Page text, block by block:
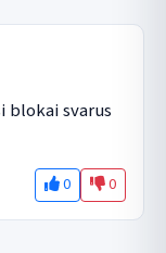
blokai svarus
0 0